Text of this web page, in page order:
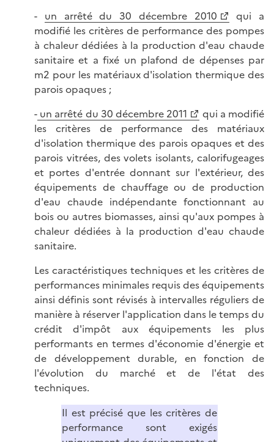
- un arrêté du 30 décembre 2010
qui a
modifié les critères de performance des pompes
à chaleur dédiées à la production d'eau chaude
sanitaire et a fixé un plafond de dépenses par
m2 pour les matériaux d'isolation thermique des
parois opaques ;
- un arrêté du 30 décembre 2011
qui a modifié
les critères de performance des matériaux
d'isolation thermique des parois opaques et des
parois vitrées, des volets isolants, calorifugeages
et portes d'entrée donnant sur l'extérieur, des
équipements de chauffage ou de production
d'eau chaude indépendante fonctionnant au
bois ou autres biomasses, ainsi qu'aux pompes à
chaleur dédiées à la production d'eau chaude
sanitaire.
Les caractéristiques techniques et les critères de
performances minimales requis des équipements
ainsi définis sont révisés à intervalles réguliers de
manière à réserver l'application dans le temps du
crédit d'impôt aux équipements les plus
performants en termes d'économie d'énergie et
de développement durable, en fonction de
l'évolution du marché et de l'état des
techniques.
Il est précisé que les critères de
performance sont exigés